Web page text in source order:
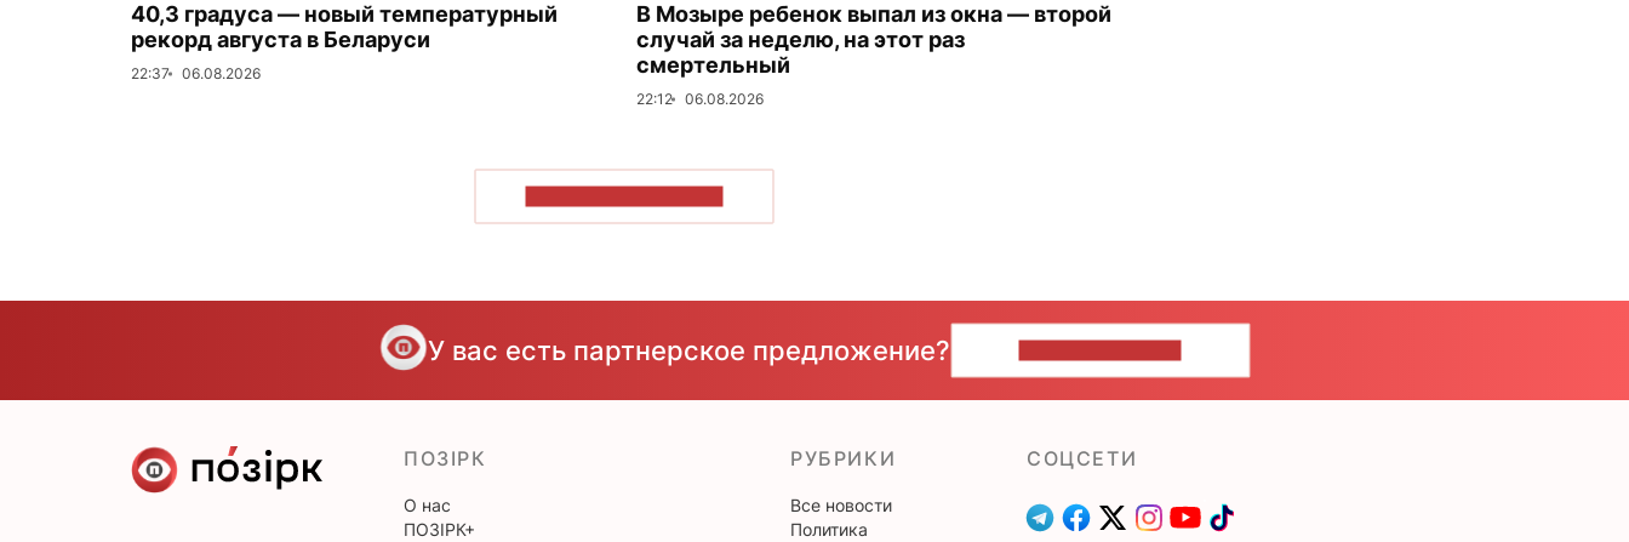
40,3 градуса — новый температурный
рекорд августа в Беларуси
22:37 06.08.2026
В Мозыре ребенок выпал из окна — второй
случай за неделю, на этот раз
смертельный
22:12 06.08.2026
У вас есть партнерское предложение?
ПОЗІРК
О нас
ПОЗІРК+
РУБРИКИ
Все новости
Политика
CОЦСЕТИ